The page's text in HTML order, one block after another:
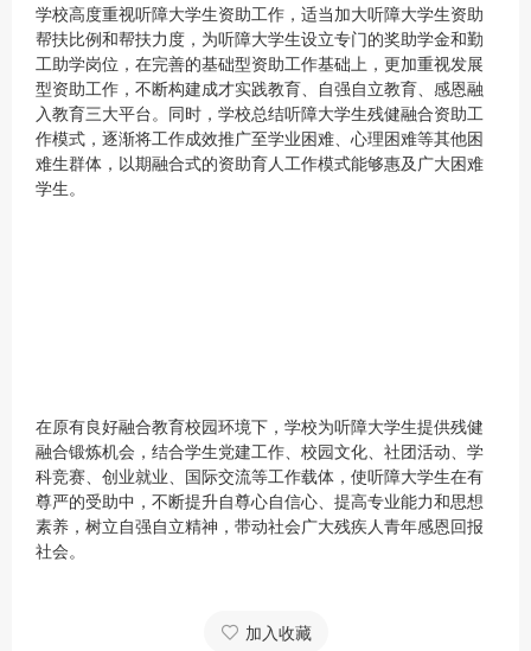
学校高度重视听障大学生资助工作，适当加大听障大学生资助
帮扶比例和帮扶力度，为听障大学生设立专门的奖助学金和勤
工助学岗位，在完善的基础型资助工作基础上，更加重视发展
型资助工作，不断构建成才实践教育、自强自立教育、感恩融
入教育三大平台。同时，学校总结听障大学生残健融合资助工
作模式，逐渐将工作成效推广至学业困难、心理困难等其他困
难生群体，以期融合式的资助育人工作模式能够惠及广大困难
学生。
在原有良好融合教育校园环境下，学校为听障大学生提供残健
融合锻炼机会，结合学生党建工作、校园文化、社团活动、学
科竞赛、创业就业、国际交流等工作载体，使听障大学生在有
尊严的受助中，不断提升自尊心自信心、提高专业能力和思想
素养，树立自强自立精神，带动社会广大残疾人青年感恩回报
社会。
加入收藏